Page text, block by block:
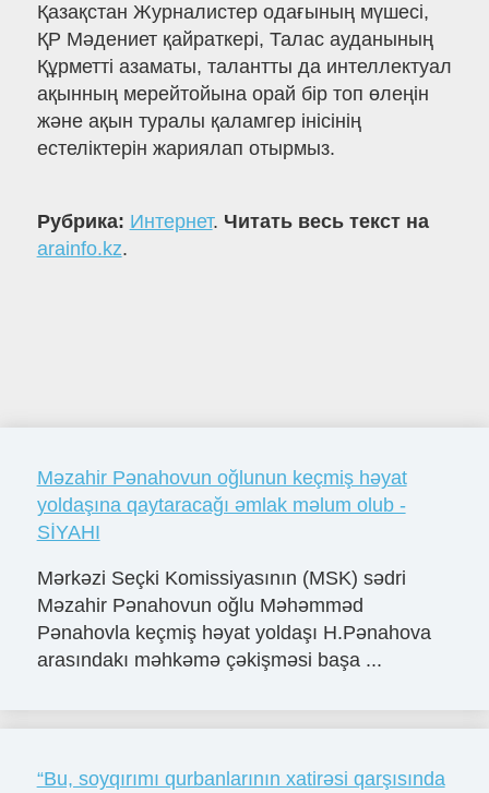
Қазақстан Журналистер одағының мүшесі,
ҚР Мәдениет қайраткері, Талас ауданының
Құрметті азаматы, талантты да интеллектуал
ақынның мерейтойына орай бір топ өлеңін
және ақын туралы қаламгер інісінің
естеліктерін жариялап отырмыз.
Рубрика: Интернет. Читать весь текст на
arainfo.kz.
Məzahir Pənahovun oğlunun keçmiş həyat
yoldaşına qaytaracağı əmlak məlum olub -
SİYAHI
Mərkəzi Seçki Komissiyasının (MSK) sədri
Məzahir Pənahovun oğlu Məhəmməd
Pənahovla keçmiş həyat yoldaşı H.Pənahova
arasındakı məhkəmə çəkişməsi başa ...
“Bu, soyqırımı qurbanlarının xatirəsi qarşısında